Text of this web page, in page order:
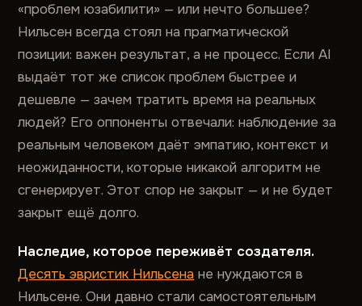
«проблем юзабилити» — или нечто большее?
Нильсен всегда стоял на прагматической
позиции: важен результат, а не процесс. Если AI
выдаёт тот же список проблем быстрее и
дешевле — зачем тратить время на реальных
людей? Его оппоненты отвечали: наблюдение за
реальным человеком даёт эмпатию, контекст и
неожиданности, которые никакой алгоритм не
сгенерирует. Этот спор не закрыт — и не будет
закрыт ещё долго.
Наследие, которое переживёт создателя.
Десять эвристик Нильсена не нуждаются в
Нильсене. Они давно стали самостоятельным